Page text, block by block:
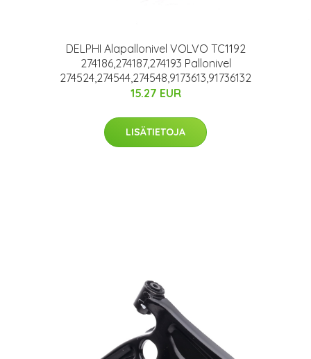
DELPHI Alapallonivel VOLVO TC1192
274186,274187,274193 Pallonivel
274524,274544,274548,9173613,91736132
15.27 EUR
LISÄTIETOJA